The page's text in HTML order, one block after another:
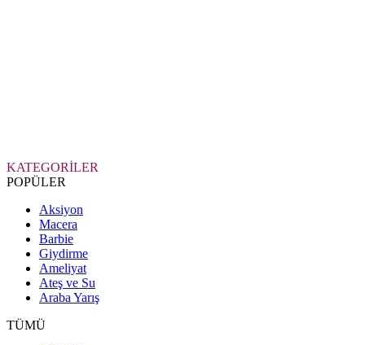
KATEGORİLER
POPÜLER
Aksiyon
Macera
Barbie
Giydirme
Ameliyat
Ateş ve Su
Araba Yarış
TÜMÜ